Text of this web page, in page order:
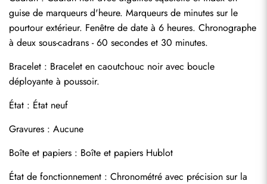
guise de marqueurs d'heure. Marqueurs de minutes sur le
pourtour extérieur. Fenêtre de date à 6 heures. Chronographe
à deux sous-cadrans - 60 secondes et 30 minutes.
Bracelet : Bracelet en caoutchouc noir avec boucle
déployante à poussoir.
État : État neuf
Gravures : Aucune
Boîte et papiers : Boîte et papiers Hublot
État de fonctionnement : Chronométré avec précision sur la
Envoyer